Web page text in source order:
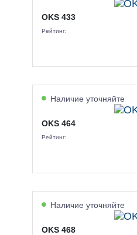
OKS 433
Рейтинг:
Наличие уточняйте
OKS 464
Рейтинг:
Наличие уточняйте
OKS 468